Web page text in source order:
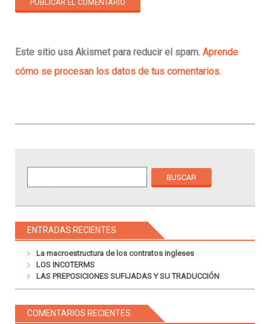
Este sitio usa Akismet para reducir el spam. Aprende
cómo se procesan los datos de tus comentarios.
ENTRADAS RECIENTES
La macroestructura de los contratos ingleses
LOS INCOTERMS
LAS PREPOSICIONES SUFIJADAS Y SU TRADUCCIÓN
COMENTARIOS RECIENTES